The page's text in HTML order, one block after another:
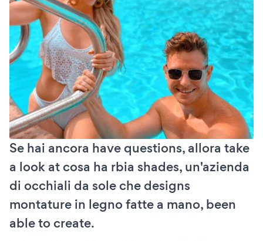
Se hai ancora have questions, allora take
a look at cosa ha rbia shades, un'azienda
di occhiali da sole che designs
montature in legno fatte a mano, been
able to create.